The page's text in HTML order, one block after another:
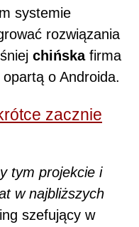
systemie
rozwiązania
chińskafirma
o Androida.
zacznie
tym projekcie i
w najbliższych
szefujący w